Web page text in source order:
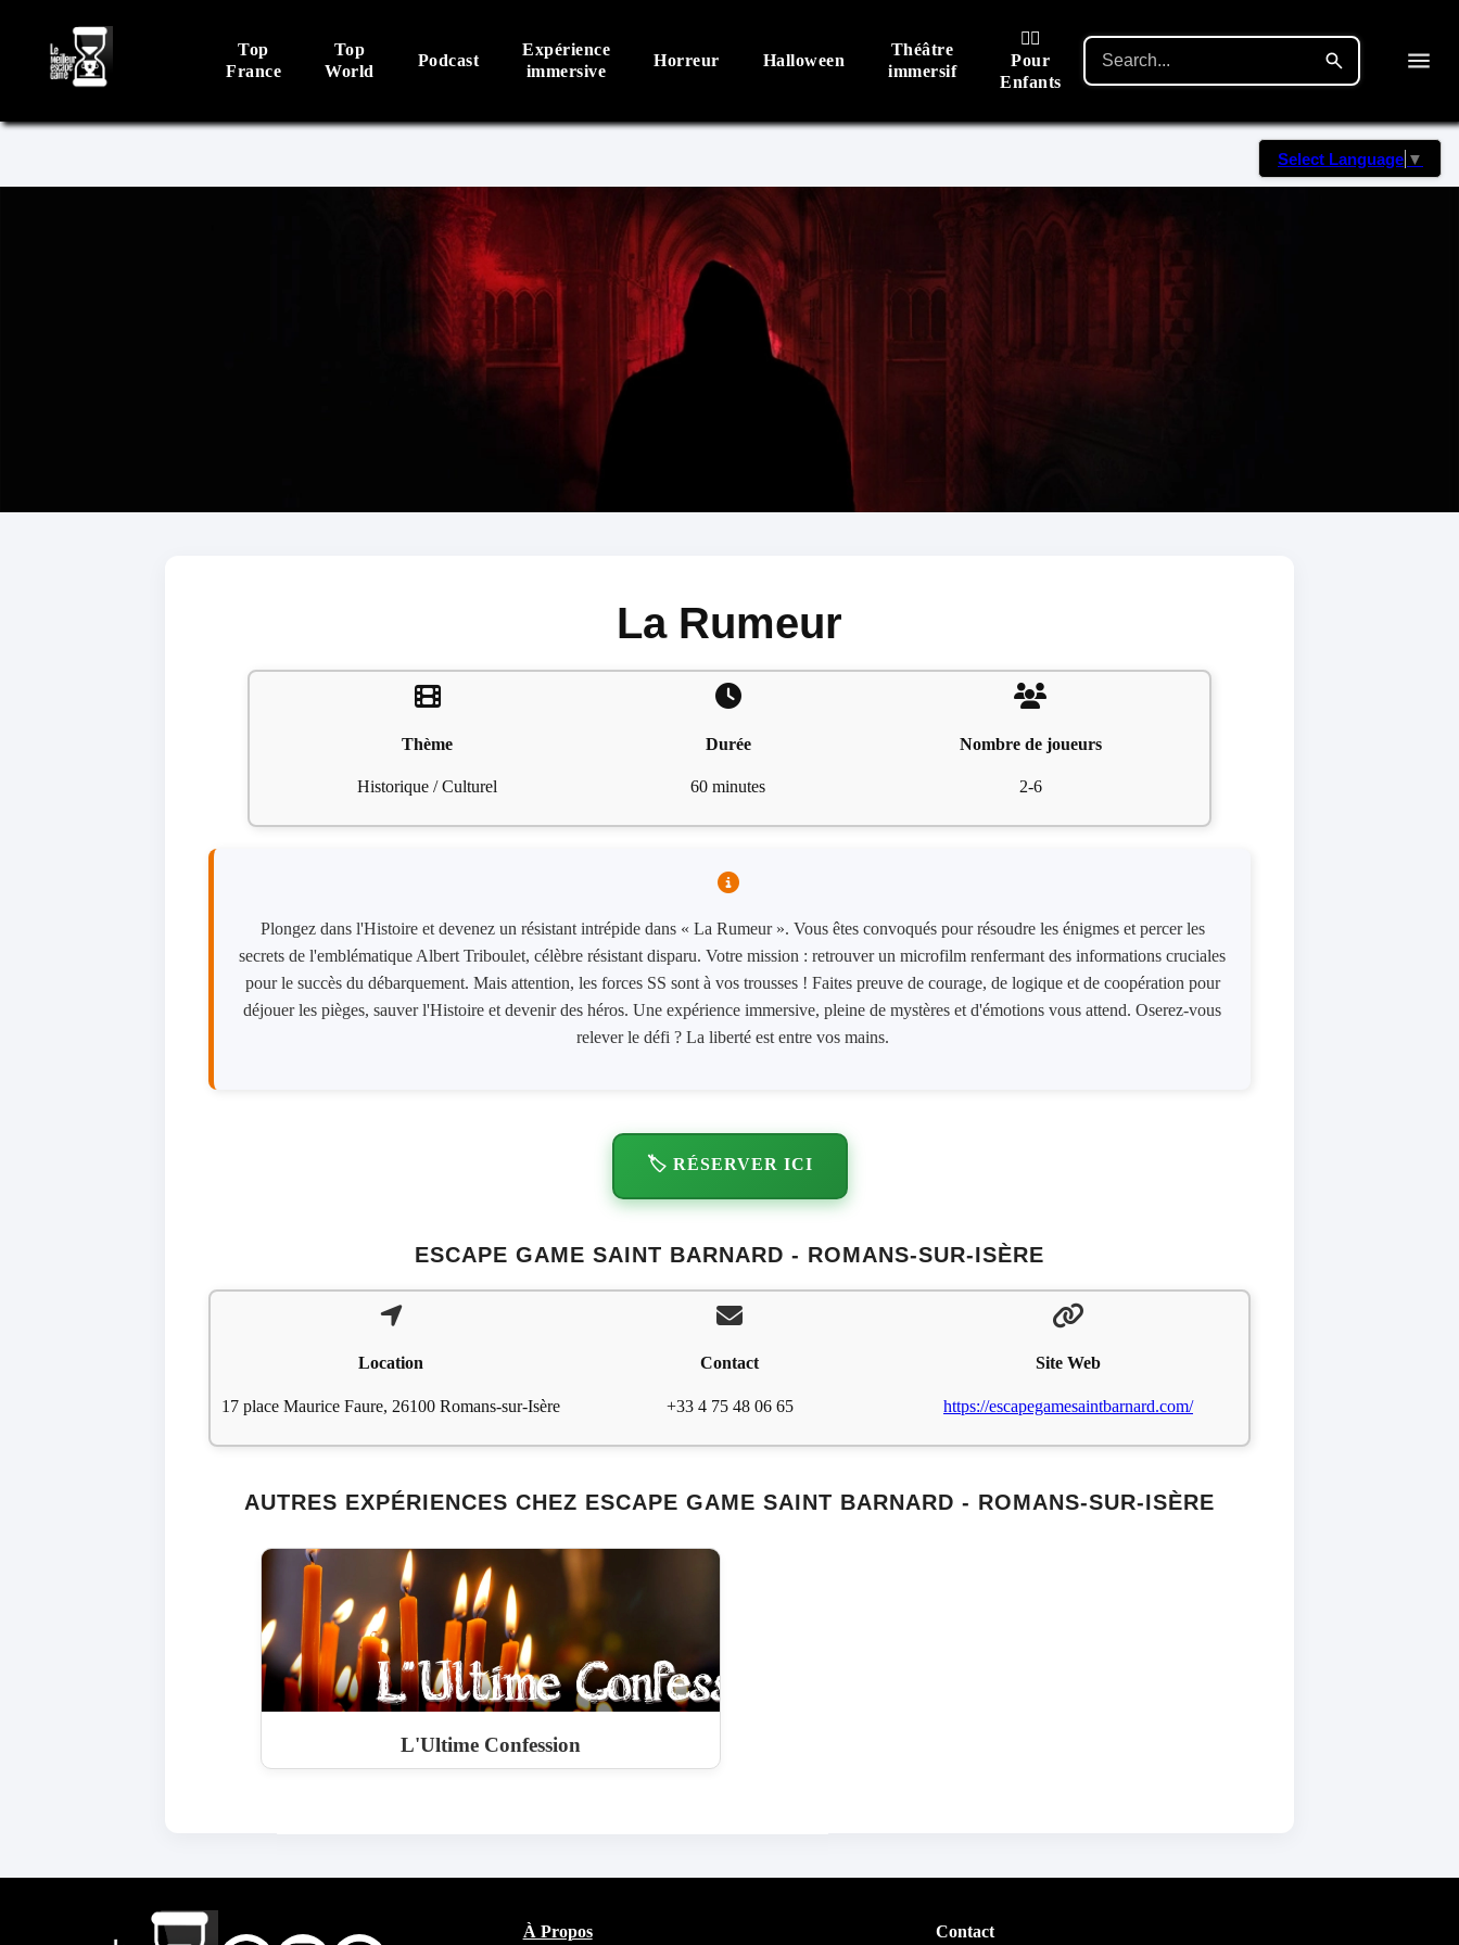
Top
France
Top
World
Podcast
Expérience
immersive
Horreur Halloween
Théâtre
immersif
🙋‍♂️
Pour
Enfants
Select Language ▼
La Rumeur
Thème
Historique / Culturel
Durée
60 minutes
Nombre de joueurs
2-6
Plongez dans l'Histoire et devenez un résistant intrépide dans « La Rumeur ». Vous êtes convoqués pour résoudre les énigmes et percer les
secrets de l'emblématique Albert Triboulet, célèbre résistant disparu. Votre mission : retrouver un microfilm renfermant des informations cruciales
pour le succès du débarquement. Mais attention, les forces SS sont à vos trousses ! Faites preuve de courage, de logique et de coopération pour
déjouer les pièges, sauver l'Histoire et devenir des héros. Une expérience immersive, pleine de mystères et d'émotions vous attend. Oserez-vous
relever le défi ? La liberté est entre vos mains.
🏷️ RÉSERVER ICI
ESCAPE GAME SAINT BARNARD - ROMANS-SUR-ISÈRE
Location
17 place Maurice Faure, 26100 Romans-sur-Isère
Contact
+33 4 75 48 06 65
Site Web
https://escapegamesaintbarnard.com/
AUTRES EXPÉRIENCES CHEZ ESCAPE GAME SAINT BARNARD - ROMANS-SUR-ISÈRE
L'Ultime Confession
À Propos Contact